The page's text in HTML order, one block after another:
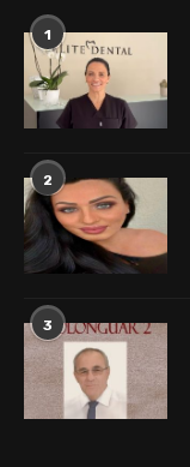
1
2
3